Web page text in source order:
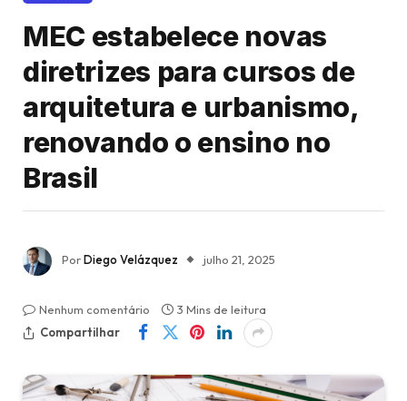
MEC estabelece novas
diretrizes para cursos de
arquitetura e urbanismo,
renovando o ensino no
Brasil
PorDiego Velázquez julho 21, 2025
Nenhum comentário
3 Mins de leitura
Compartilhar